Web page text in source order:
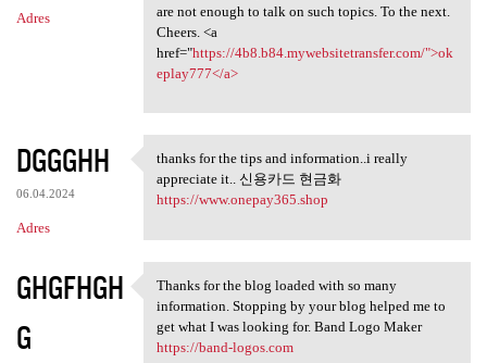
Adres
are not enough to talk on such topics. To the next.
Cheers. <a
href="https://4b8.b84.mywebsitetransfer.com/">ok
eplay777</a>
DGGGHH
06.04.2024
Adres
thanks for the tips and
thanks for the tips and information..i really
appreciate it.. 신용카드 현금화
https://www.onepay365.shop
GHGFHGH
G
Thanks for the blog loaded
Thanks for the blog loaded with so many
information. Stopping by your blog helped me to
get what I was looking for. Band Logo Maker
https://band-logos.com